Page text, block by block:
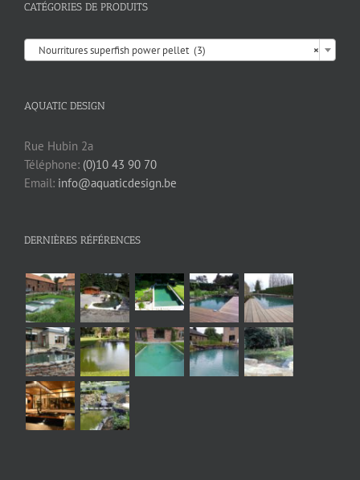
CATÉGORIES DE PRODUITS
×
Nourritures superfish power pellet (3)
AQUATIC DESIGN
Rue Hubin 2a
Téléphone: (0)10 43 90 70
Email: info@aquaticdesign.be
DERNIÈRES RÉFÉRENCES